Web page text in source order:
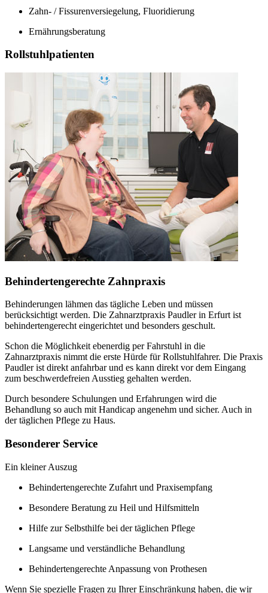
Zahn- / Fissurenversiegelung, Fluoridierung
Ernährungsberatung
Rollstuhlpatienten
Behindertengerechte Zahnpraxis
Behinderungen lähmen das tägliche Leben und müssen
berücksichtigt werden. Die Zahnarztpraxis Paudler in Erfurt ist
behindertengerecht eingerichtet und besonders geschult.
Schon die Möglichkeit ebenerdig per Fahrstuhl in die
Zahnarztpraxis nimmt die erste Hürde für Rollstuhlfahrer. Die Praxis
Paudler ist direkt anfahrbar und es kann direkt vor dem Eingang
zum beschwerdefreien Ausstieg gehalten werden.
Durch besondere Schulungen und Erfahrungen wird die
Behandlung so auch mit Handicap angenehm und sicher. Auch in
der täglichen Pflege zu Haus.
Besonderer Service
Ein kleiner Auszug
Behindertengerechte Zufahrt und Praxisempfang
Besondere Beratung zu Heil und Hilfsmitteln
Hilfe zur Selbsthilfe bei der täglichen Pflege
Langsame und verständliche Behandlung
Behindertengerechte Anpassung von Prothesen
Wenn Sie spezielle Fragen zu Ihrer Einschränkung haben, die wir